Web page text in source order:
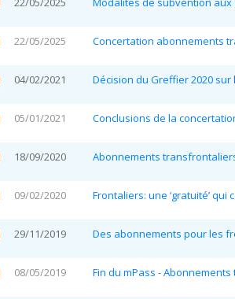
22/05/2025 Concertation abonnements
04/02/2021 Décision du Greffier 2020
05/01/2021 Conclusions de la
18/09/2020 Abonnements
09/02/2020 Frontaliers: une ‘gratuité’ qui
29/11/2019 Des abonnements pour les
08/05/2019 Fin du mPass -